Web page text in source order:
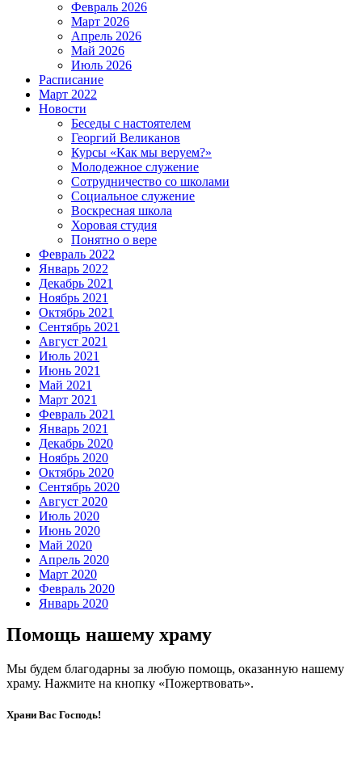
Февраль 2026
Март 2026
Апрель 2026
Май 2026
Июль 2026
Расписание
Март 2022
Новости
Беседы с настоятелем
Георгий Великанов
Курсы «Как мы веруем?»
Молодежное служение
Сотрудничество со школами
Социальное служение
Воскресная школа
Хоровая студия
Понятно о вере
Февраль 2022
Январь 2022
Декабрь 2021
Ноябрь 2021
Октябрь 2021
Сентябрь 2021
Август 2021
Июль 2021
Июнь 2021
Май 2021
Март 2021
Февраль 2021
Январь 2021
Декабрь 2020
Ноябрь 2020
Октябрь 2020
Сентябрь 2020
Август 2020
Июль 2020
Июнь 2020
Май 2020
Апрель 2020
Март 2020
Февраль 2020
Январь 2020
Помощь нашему храму
Мы будем благодарны за любую помощь, оказанную нашему
храму. Нажмите на кнопку «Пожертвовать».
Храни Вас Господь!